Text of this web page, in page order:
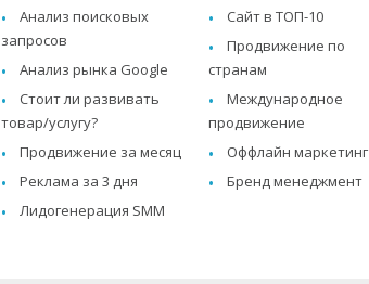
Анализ поисковых
запросов
Анализ рынка Google
Стоит ли развивать
товар/услугу?
Продвижение за месяц
Реклама за 3 дня
Лидогенерация SMM
Сайт в ТОП-10
Продвижение по
странам
Международное
продвижение
Оффлайн маркетинг
Бренд менеджмент